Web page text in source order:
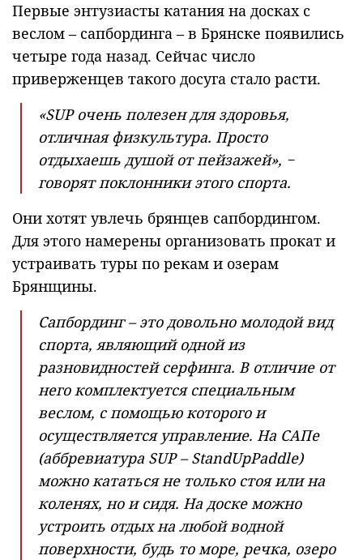
Первые энтузиасты катания на досках с
веслом – сапбординга – в Брянске появились
четыре года назад. Сейчас число
приверженцев такого досуга стало расти.
«SUP очень полезен для здоровья,
отличная физкультура. Просто
отдыхаешь душой от пейзажей», −
говорят поклонники этого спорта.
Они хотят увлечь брянцев сапбордингом.
Для этого намерены организовать прокат и
устраивать туры по рекам и озерам
Брянщины.
Сапбординг – это довольно молодой вид
спорта, являющий одной из
разновидностей серфинга. В отличие от
него комплектуется специальным
веслом, с помощью которого и
осуществляется управление. На САПе
(аббревиатура SUP – StandUpPaddle)
можно кататься не только стоя или на
коленях, но и сидя. На доске можно
устроить отдых на любой водной
поверхности, будь то море, речка, озеро